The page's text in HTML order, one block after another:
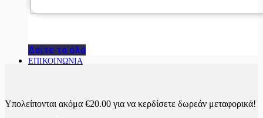
Δείτε τα όλα
ΕΠΙΚΟΙΝΩΝΙΑ
Υπολείπονται ακόμα €20.00 για να κερδίσετε δωρεάν μεταφορικά!